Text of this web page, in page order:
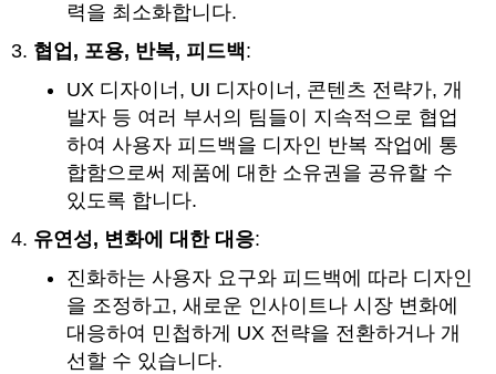
력을 최소화합니다.
협업, 포용, 반복, 피드백:
UX 디자이너, UI 디자이너, 콘텐츠 전략가, 개
발자 등 여러 부서의 팀들이 지속적으로 협업
하여 사용자 피드백을 디자인 반복 작업에 통
합함으로써 제품에 대한 소유권을 공유할 수
있도록 합니다.
유연성, 변화에 대한 대응:
진화하는 사용자 요구와 피드백에 따라 디자인
을 조정하고, 새로운 인사이트나 시장 변화에
대응하여 민첩하게 UX 전략을 전환하거나 개
선할 수 있습니다.